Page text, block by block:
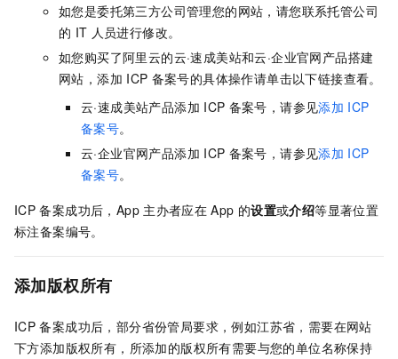
如您是委托第三方公司管理您的网站，请您联系托管公司
的 IT 人员进行修改。
如您购买了阿里云的云·速成美站和云·企业官网产品搭建
网站，添加 ICP 备案号的具体操作请单击以下链接查看。
云·速成美站产品添加 ICP 备案号，请参见添加 ICP
备案号。
云·企业官网产品添加 ICP 备案号，请参见添加 ICP
备案号。
ICP 备案成功后，App 主办者应在 App 的设置或介绍等显著位置
标注备案编号。
添加版权所有
ICP 备案成功后，部分省份管局要求，例如江苏省，需要在网站
下方添加版权所有，所添加的版权所有需要与您的单位名称保持